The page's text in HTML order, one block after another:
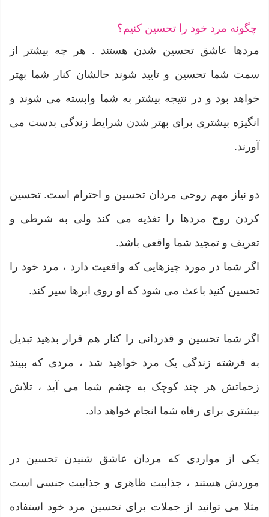
چگونه مرد خود را تحسین کنیم؟
مردها عاشق تحسین شدن هستند . هر چه بیشتر از
سمت شما تحسین و تایید شوند حالشان کنار شما بهتر
خواهد بود و در نتیجه بیشتر به شما وابسته می شوند و
انگیزه بیشتری برای بهتر شدن شرایط زندگی بدست می
آورند.
دو نیاز مهم روحی مردان تحسین و احترام است. تحسین
کردن روح مردها را تغذیه می کند ولی به شرطی و
تعریف و تمجید شما واقعی باشد.
اگر شما در مورد چیزهایی که واقعیت دارد ، مرد خود را
تحسین کنید باعث می شود که او روی ابرها سیر کند.
اگر شما تحسین و قدردانی را کنار هم قرار بدهید تبدیل
به فرشته زندگی یک مرد خواهید شد ، مردی که ببیند
زحماتش هر چند کوچک به چشم شما می آید ، تلاش
بیشتری برای رفاه شما انجام خواهد داد.
یکی از مواردی که مردان عاشق شنیدن تحسین در
موردش هستند ، جذابیت ظاهری و جذابیت جنسی است
مثلا می توانید از جملات برای تحسین مرد خود استفاده